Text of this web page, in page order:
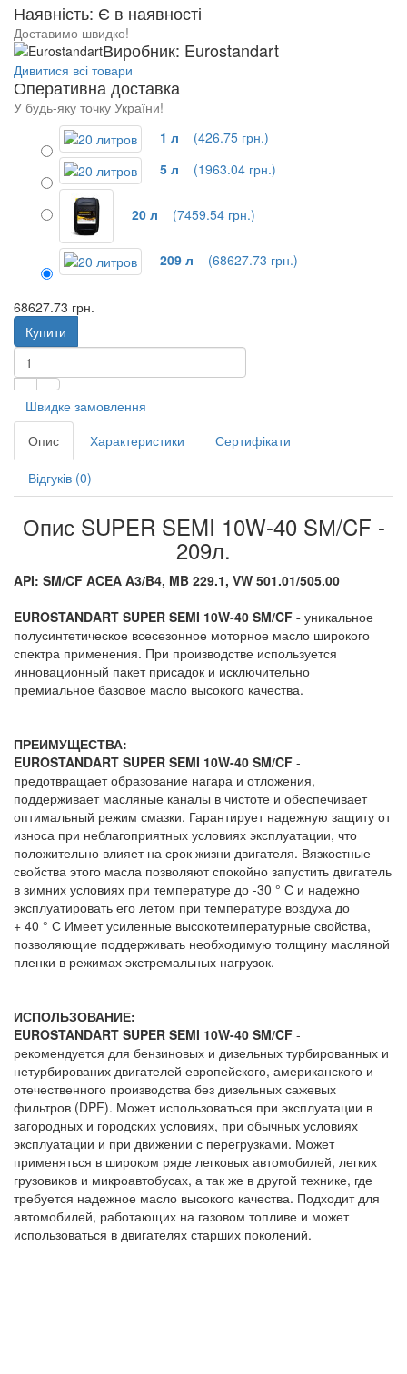
Наявність: Є в наявності
Доставимо швидко!
Виробник: Eurostandart
Дивитися всі товари
Оперативна доставка
У будь-яку точку України!
1 л (426.75 грн.)
5 л (1963.04 грн.)
20 л (7459.54 грн.)
209 л (68627.73 грн.)
68627.73 грн.
Купити
Швидке замовлення
Опис
Характеристики Сертифікати
Відгуків (0)
Опис SUPER SEMI 10W-40 SМ/CF -
209л.
API: SM/CF ACEA A3/B4, MB 229.1, VW 501.01/505.00
EUROSTANDART SUPER SEMI 10W-40 SM/CF - уникальное
полусинтетическое всесезонное моторное масло широкого
спектра применения. При производстве используется
инновационный пакет присадок и исключительно
премиальное базовое масло высокого качества.
ПРЕИМУЩЕСТВА:
EUROSTANDART SUPER SEMI 10W-40 SM/CF -
предотвращает образование нагара и отложения,
поддерживает масляные каналы в чистоте и обеспечивает
оптимальный режим смазки. Гарантирует надежную защиту от
износа при неблагоприятных условиях эксплуатации, что
положительно влияет на срок жизни двигателя. Вязкостные
свойства этого масла позволяют спокойно запустить двигатель
в зимних условиях при температуре до -30 ° С и надежно
эксплуатировать его летом при температуре воздуха до
+ 40 ° С Имеет усиленные высокотемпературные свойства,
позволяющие поддерживать необходимую толщину масляной
пленки в режимах экстремальных нагрузок.
ИСПОЛЬЗОВАНИЕ:
EUROSTANDART SUPER SEMI 10W-40 SM/CF -
рекомендуется для бензиновых и дизельных турбированных и
нетурбированих двигателей европейского, американского и
отечественного производства без дизельных сажевых
фильтров (DPF). Может использоваться при эксплуатации в
загородных и городских условиях, при обычных условиях
эксплуатации и при движении с перегрузками. Может
применяться в широком ряде легковых автомобилей, легких
грузовиков и микроавтобусах, а так же в другой технике, где
требуется надежное масло высокого качества. Подходит для
автомобилей, работающих на газовом топливе и может
использоваться в двигателях старших поколений.